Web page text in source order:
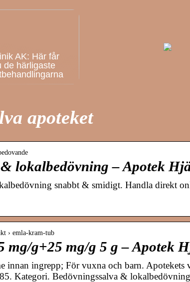
AK: Här får
de härligaste
apoteket
lokalbedövning – Apotek
snabbt & smidigt. Handla direkt
› emla-kram-tub
mg/g+25 mg/g 5 g – Apotek
innan ingrepp; För vuxna och barn. Apotekets
Kategori. Bedövningssalva &